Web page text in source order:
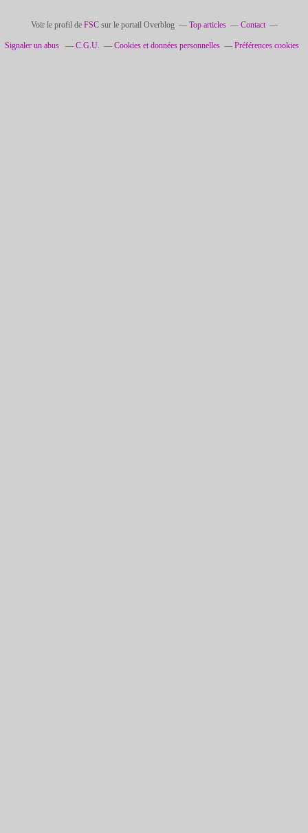
Voir le profil de FSCsur le portail Overblog Top articles Contact
Signaler un abus C.G.U. Cookies et données personnelles Préférences cookies